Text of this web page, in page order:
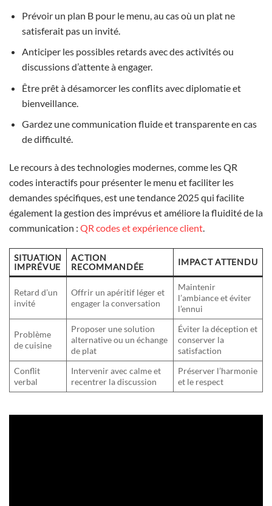
Prévoir un plan B pour le menu, au cas où un plat ne
satisferait pas un invité.
Anticiper les possibles retards avec des activités ou
discussions d’attente à engager.
Être prêt à désamorcer les conflits avec diplomatie et
bienveillance.
Gardez une communication fluide et transparente en cas
de difficulté.
Le recours à des technologies modernes, comme les QR
codes interactifs pour présenter le menu et faciliter les
demandes spécifiques, est une tendance 2025 qui facilite
également la gestion des imprévus et améliore la fluidité de la
communication : QR codes et expérience client.
SITUATION
IMPRÉVUE
ACTION
RECOMMANDÉE
IMPACT ATTENDU
Retard d’un
invité
Offrir un apéritif léger et
engager la conversation
Maintenir
l’ambiance et éviter
l’ennui
Problème
de cuisine
Proposer une solution
alternative ou un échange
de plat
Éviter la déception et
conserver la
satisfaction
Conflit
verbal
Intervenir avec calme et
recentrer la discussion
Préserver l’harmonie
et le respect